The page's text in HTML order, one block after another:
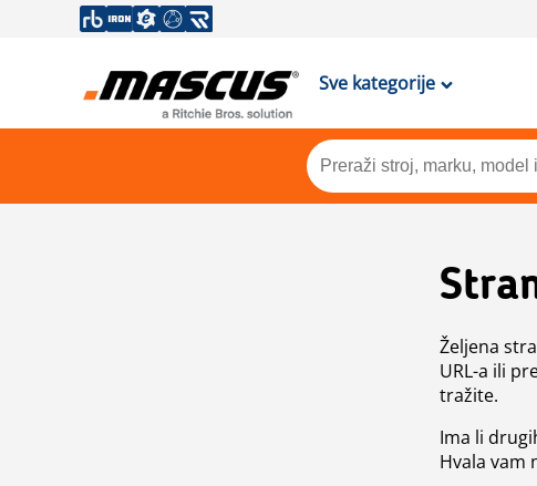
Sve kategorije
Željena
URL-a ili
tražite.
Ima li
Hvala vam